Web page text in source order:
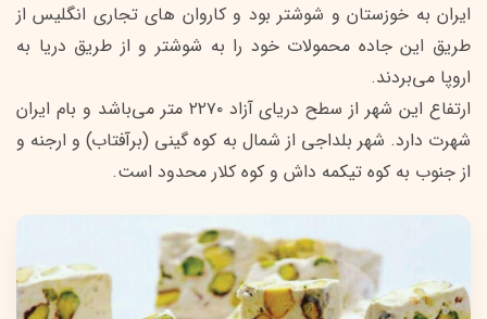
ایران به خوزستان و شوشتر بود و کاروان های تجاری انگلیس از
طریق این جاده محمولات خود را به شوشتر و از طریق دریا به
اروپا می‌بردند.
ارتفاع این شهر از سطح دریای آزاد ۲۲۷۰ متر می‌باشد و بام ایران
شهرت دارد. شهر بلداجی از شمال به کوه گینی (برآفتاب) و ارجنه و
از جنوب به کوه تیکمه داش و کوه کلار محدود است.